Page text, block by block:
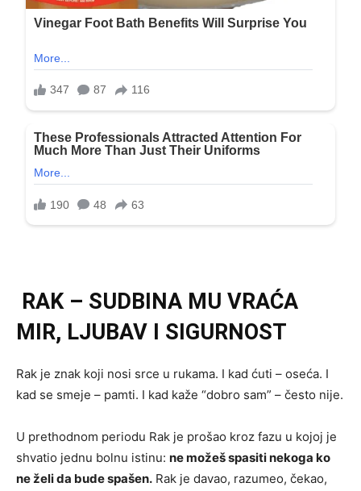
RAK – SUDBINA MU VRAĆA
MIR, LJUBAV I SIGURNOST
Rak je znak koji nosi srce u rukama. I kad ćuti – oseća. I
kad se smeje – pamti. I kad kaže “dobro sam” – često nije.
U prethodnom periodu Rak je prošao kroz fazu u kojoj je
shvatio jednu bolnu istinu: ne možeš spasiti nekoga ko
ne želi da bude spašen. Rak je davao, razumeo, čekao,